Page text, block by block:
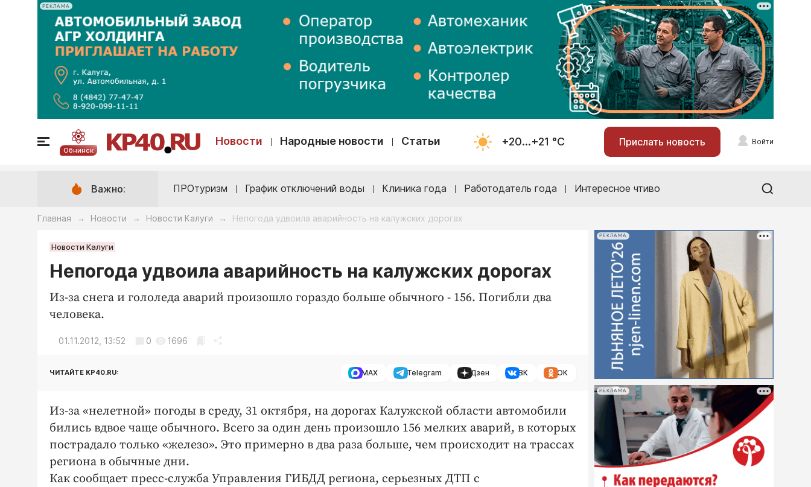
РЕКЛАМА
Обнинск
Новости Народные новости Статьи +20...+21 °С Прислать новость Войти
Важно: ПРОтуризм График отключений воды Клиника года Работодатель года Интересное чтиво
Главная → Новости → Новости Калуги → Непогода удвоила аварийность на калужских дорогах
Новости Калуги
Непогода удвоила аварийность на калужских дорогах
Из-за снега и гололеда аварий произошло гораздо больше обычного - 156. Погибли два
человека.
01.11.2012, 13:52 0 1696
ЧИТАЙТЕ KP40.RU: MAX Telegram Дзен ВК ОК
Из-за «нелетной» погоды в среду, 31 октября, на дорогах Калужской области автомобили
бились вдвое чаще обычного. Всего за один день произошло 156 мелких аварий, в которых
пострадало только «железо». Это примерно в два раза больше, чем происходит на трассах
региона в обычные дни.
Как сообщает пресс-служба Управления ГИБДД региона, серьезных ДТП с
РЕКЛАМА
РЕКЛАМА